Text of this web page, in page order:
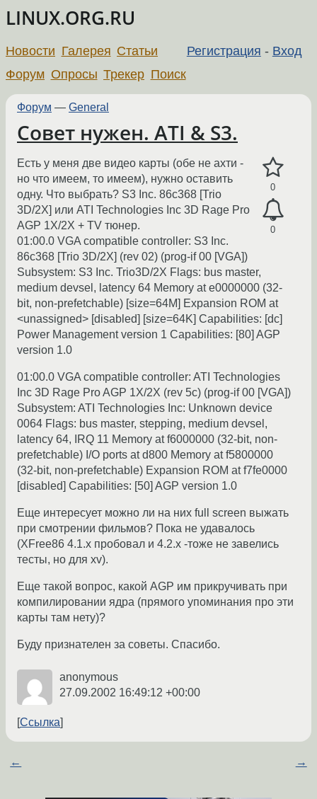
LINUX.ORG.RU
Регистрация - Вход
Новости Галерея Статьи
Форум Опросы Трекер Поиск
Форум — General
Совет нужен. ATI & S3.
0
0
Есть у меня две видео карты (обе не ахти -
но что имеем, то имеем), нужно оставить
одну. Что выбрать? S3 Inc. 86c368 [Trio
3D/2X] или ATI Technologies Inc 3D Rage Pro
AGP 1X/2X + TV тюнер.
01:00.0 VGA compatible controller: S3 Inc.
86c368 [Trio 3D/2X] (rev 02) (prog-if 00 [VGA])
Subsystem: S3 Inc. Trio3D/2X Flags: bus master,
medium devsel, latency 64 Memory at e0000000 (32-
bit, non-prefetchable) [size=64M] Expansion ROM at
<unassigned> [disabled] [size=64K] Capabilities: [dc]
Power Management version 1 Capabilities: [80] AGP
version 1.0
01:00.0 VGA compatible controller: ATI Technologies
Inc 3D Rage Pro AGP 1X/2X (rev 5c) (prog-if 00 [VGA])
Subsystem: ATI Technologies Inc: Unknown device
0064 Flags: bus master, stepping, medium devsel,
latency 64, IRQ 11 Memory at f6000000 (32-bit, non-
prefetchable) I/O ports at d800 Memory at f5800000
(32-bit, non-prefetchable) Expansion ROM at f7fe0000
[disabled] Capabilities: [50] AGP version 1.0
Еще интересует можно ли на них full screen выжать
при смотрении фильмов? Пока не удавалось
(XFree86 4.1.x пробовал и 4.2.х -тоже не завелись
тесты, но для xv).
Еще такой вопрос, какой AGP им прикручивать при
компилировании ядра (прямого упоминания про эти
карты там нету)?
Буду признателен за советы. Спасибо.
anonymous
27.09.2002 16:49:12 +00:00
Ссылка
← →